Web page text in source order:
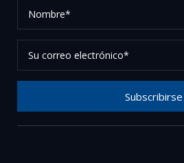
correo
electrónico*
Subscribirse